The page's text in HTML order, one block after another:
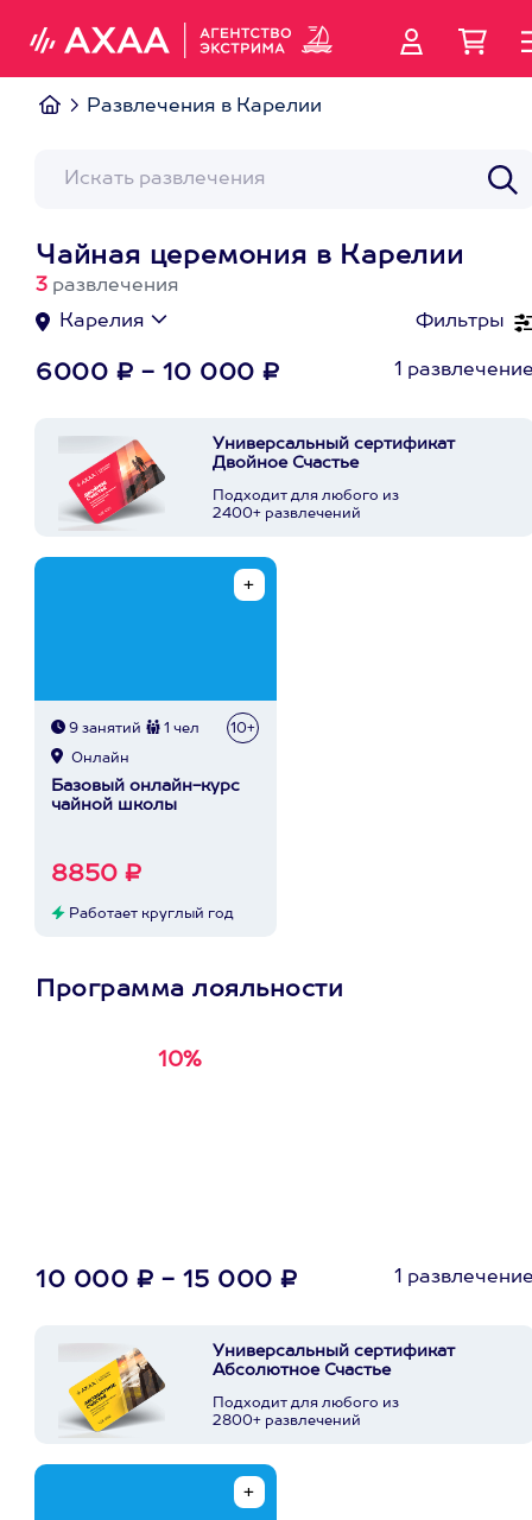
Развлечения в Карелии
Чайная церемония в Карелии
3 развлечения
Фильтры
Карелия
6000 ₽ - 10 000 ₽ 1
Универсальный сертификат
Двойное Счастье
Подходит для любого из
2400+ развлечений
9 занятий 1 чел 10+
Онлайн
Базовый онлайн-курс
чайной школы
8850 ₽
Работает круглый год
Программа лояльности
10%
10 000 ₽ - 15 000 ₽ 1
Универсальный сертификат
Абсолютное Счастье
Подходит для любого из
2800+ развлечений